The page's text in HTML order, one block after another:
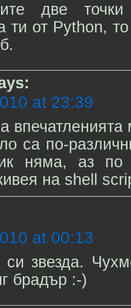
две точки
ти от Python,
at 23:39
впечатленията
са по-
няма, аз
на shell
at 00:13
звезда.
брадър :-)